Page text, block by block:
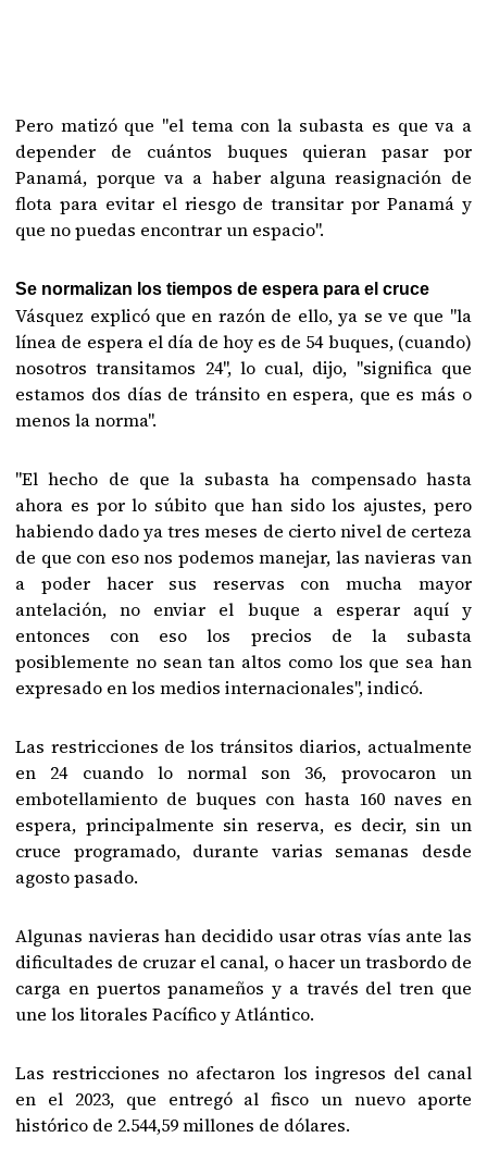
Pero matizó que "el tema con la subasta es que va a
depender de cuántos buques quieran pasar por
Panamá, porque va a haber alguna reasignación de
flota para evitar el riesgo de transitar por Panamá y
que no puedas encontrar un espacio".
Se normalizan los tiempos de espera para el cruce
Vásquez explicó que en razón de ello, ya se ve que "la
línea de espera el día de hoy es de 54 buques, (cuando)
nosotros transitamos 24", lo cual, dijo, "significa que
estamos dos días de tránsito en espera, que es más o
menos la norma".
"El hecho de que la subasta ha compensado hasta
ahora es por lo súbito que han sido los ajustes, pero
habiendo dado ya tres meses de cierto nivel de certeza
de que con eso nos podemos manejar, las navieras van
a poder hacer sus reservas con mucha mayor
antelación, no enviar el buque a esperar aquí y
entonces con eso los precios de la subasta
posiblemente no sean tan altos como los que sea han
expresado en los medios internacionales", indicó.
Las restricciones de los tránsitos diarios, actualmente
en 24 cuando lo normal son 36, provocaron un
embotellamiento de buques con hasta 160 naves en
espera, principalmente sin reserva, es decir, sin un
cruce programado, durante varias semanas desde
agosto pasado.
Algunas navieras han decidido usar otras vías ante las
dificultades de cruzar el canal, o hacer un trasbordo de
carga en puertos panameños y a través del tren que
une los litorales Pacífico y Atlántico.
Las restricciones no afectaron los ingresos del canal
en el 2023, que entregó al fisco un nuevo aporte
histórico de 2.544,59 millones de dólares.